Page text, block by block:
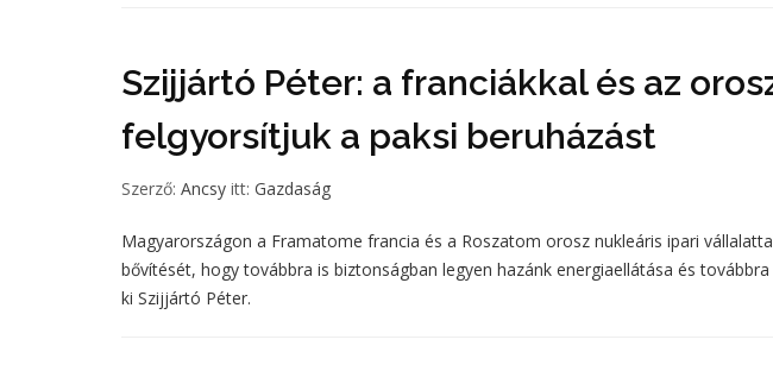
Szijjártó Péter: a franciákkal és az
felgyorsítjuk a paksi beruházást
Szerző: Ancsy itt: Gazdaság
Magyarországon a Framatome francia és a Roszatom orosz nukleáris ipari
bővítését, hogy továbbra is biztonságban legyen hazánk energiaellátása és
ki Szijjártó Péter.